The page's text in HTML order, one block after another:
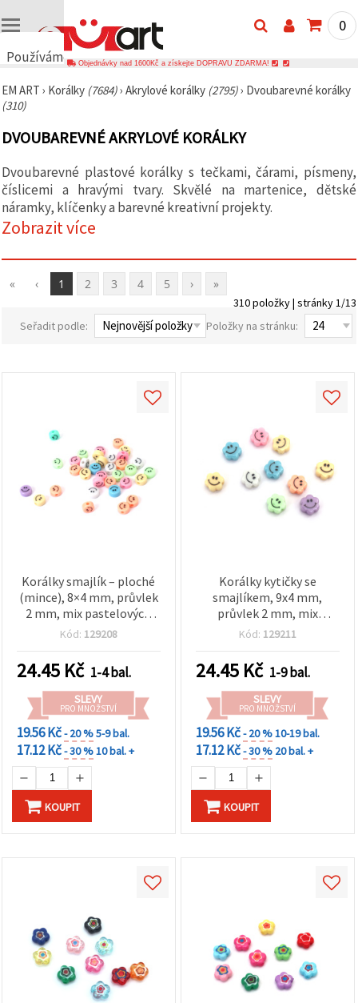
Používáme
🍪
Používáme
podobné
technologie,
zajistili
správné
fungování
webu,
zlepšili vaše
prostředí
používání a
souhlasem
Můžete
souhlasit s
"Přijmout
vše!" Nebo
můžete
uvést své
výběrem
daného
typu
cookies a
kliknutím
na tlačítko
"Uložit"
Přijmout
vše
Nastavení
0
Objednávky nad 1600Kč a získejte DOPRAVU ZDARMA!
EM ART › Korálky (7684)› Akrylové korálky (2795)› Dvoubarevné korálky
(310)
DVOUBAREVNÉ AKRYLOVÉ KORÁLKY
Dvoubarevné plastové korálky s tečkami, čárami, písmeny,
číslicemi a hravými tvary. Skvělé na martenice, dětské
náramky, klíčenky a barevné kreativní projekty.
Zobrazit více
« ‹ 1 2 3 4 5 › »
310 položky | stránky 1/13
Seřadit podle:
Položky na stránku:
Korálky smajlík – ploché
(mince), 8×4 mm, průvlek
2 mm, mix pastelových
barev – 10 ks
Kód: 129208
24.45 Kč 1-4 bal.
SLEVY
PRO MNOŽSTVÍ
19.56 Kč- 20 %5-9 bal.
17.12 Kč- 30 %10 bal. +
KOUPIT
Korálky kytičky se
smajlíkem, 9x4 mm,
průvlek 2 mm, mix
pastelových barev - 10 ks
Kód: 129211
24.45 Kč 1-9 bal.
SLEVY
PRO MNOŽSTVÍ
19.56 Kč- 20 %10-19 bal.
17.12 Kč- 30 % 20 bal. +
KOUPIT